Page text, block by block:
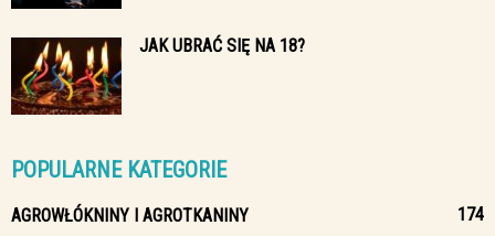
JAK UBRAĆ SIĘ NA 18?
POPULARNE KATEGORIE
AGROWŁÓKNINY I AGROTKANINY
174